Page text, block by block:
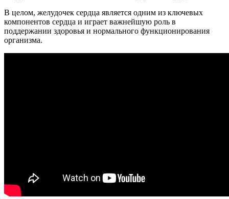
В целом, желудочек сердца является одним из ключевых
компонентов сердца и играет важнейшую роль в
поддержании здоровья и нормального функционирования
организма.